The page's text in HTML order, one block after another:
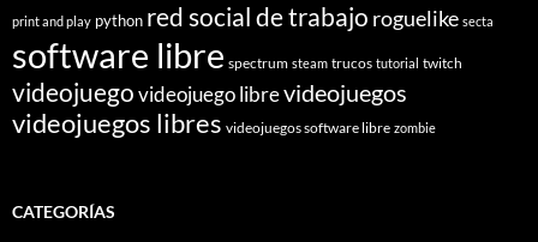
print and play python red social de trabajo roguelike secta
software libre spectrum steam trucos tutorial twitch
videojuegovideojuego librevideojuegos
videojuegos libres videojuegos software libre zombie
CATEGORÍAS